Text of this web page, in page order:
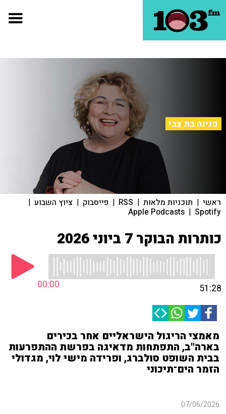
פנינה בת צבי
ראשי | תוכניות מלאות |
RSS
| פייסבוק | ציוץ השבוע |
Spotify
|
Apple Podcasts
כותרות הבוקר 7 ביוני 2026
00:00 51:28
מאמצי הריגול הישראליים אחר בכירים
בארה"ב, התפתחות מדאיגה בפרשת ההתפרעות
בבית השופט סולברג, ופרידה מישי לוי, מגדולי
הזמר הים־תיכוני
07/06/2026